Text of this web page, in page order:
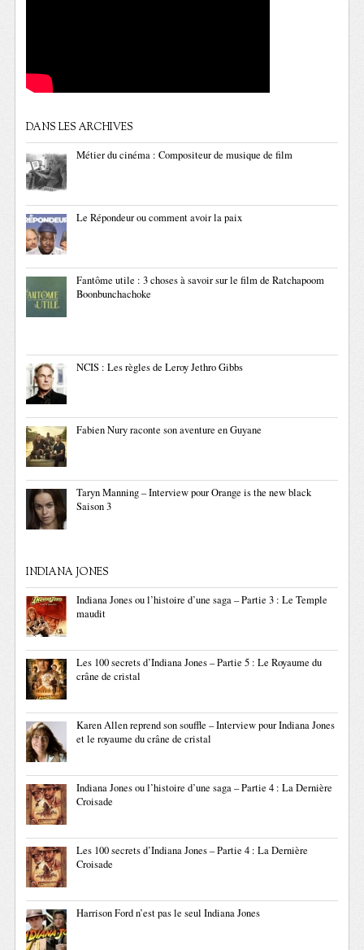
DANS LES ARCHIVES
Métier du cinéma : Compositeur de musique de film
Le Répondeur ou comment avoir la paix
Fantôme utile : 3 choses à savoir sur le film de Ratchapoom
Boonbunchachoke
NCIS : Les règles de Leroy Jethro Gibbs
Fabien Nury raconte son aventure en Guyane
Taryn Manning – Interview pour Orange is the new black
Saison 3
INDIANA JONES
Indiana Jones ou l’histoire d’une saga – Partie 3 : Le Temple
maudit
Les 100 secrets d’Indiana Jones – Partie 5 : Le Royaume du
crâne de cristal
Karen Allen reprend son souffle – Interview pour Indiana Jones
et le royaume du crâne de cristal
Indiana Jones ou l’histoire d’une saga – Partie 4 : La Dernière
Croisade
Les 100 secrets d’Indiana Jones – Partie 4 : La Dernière
Croisade
Harrison Ford n’est pas le seul Indiana Jones